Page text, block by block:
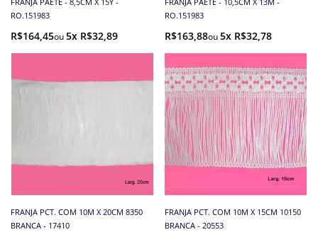
RO.151983
R$164,45 5x R$32,89
RO.151983
R$163,88 5x R$32,78
FRANJA PCT. COM 10M X 20CM 8350
BRANCA - 17410
FRANJA PCT. COM 10M X 15CM 10150
BRANCA - 20553